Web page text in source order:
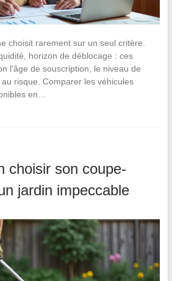
choisit rarement sur un seul critère.
horizon de déblocage : ces
l’âge de souscription, le niveau de
risque. Comparer les véhicules
en…
choisir son coupe-
jardin impeccable